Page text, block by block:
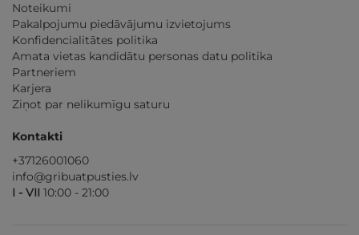
Noteikumi
Pakalpojumu piedāvājumu izvietojums
Konfidencialitātes politika
Amata vietas kandidātu personas datu politika
Partneriem
Karjera
Ziņot par nelikumīgu saturu
Kontakti
+37126001060
info@gribuatpusties.lv
I - VII 10:00 - 21:00